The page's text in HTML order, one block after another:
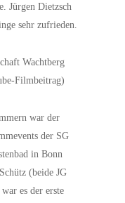
Jürgen Dietzsch
sehr zufrieden.
Wachtberg
Filmbeitrag)
war der
der SG
in Bonn
(beide JG
es der erste